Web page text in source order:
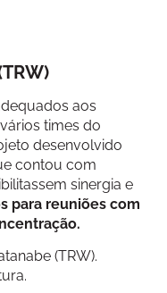
aos
times do
desenvolvido
contou com
sinergia e
para reuniões com
(TRW).